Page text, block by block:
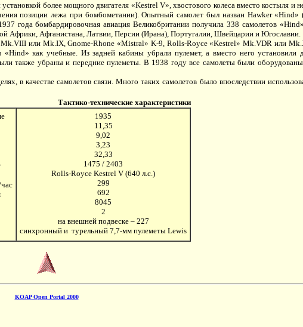
более мощного двигателя «Kestrel V», хвостового колеса вместо костыля
позиции лежа при бомбометании). Опытный самолет был назван Hawker
года бомбардировочная авиация Великобритании получила 338 самолетов
Африки, Афганистана, Латвии, Персии (Ирана), Португалии, Швейцарии и Югославии.
или Mk.IX, Gnome-Rhone «Mistral» K-9, Rolls-Royce «Kestrel» Mk.VDR или
как учебные. Из задней кабины убрали пулемет, а вместо него установили
также убраны и передние пулеметы. В 1938 году все самолеты были
в качестве самолетов связи. Много таких самолетов было впоследствии
Тактико-технические характеристики
1935
11,35
9,02
3,23
32,33
1475 / 2403
Rolls-Royce Kestrel V (640 л.с.)
299
692
8045
2
на внешней подвеске – 227
синхронный и турельный 7,7-мм пулеметы Lewis
KOAP Open Portal 2000